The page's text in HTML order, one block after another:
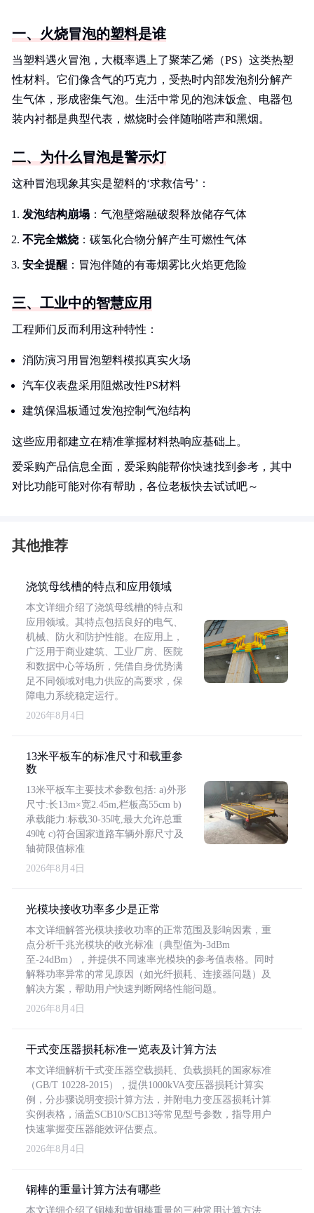
一、火烧冒泡的塑料是谁
当塑料遇火冒泡，大概率遇上了聚苯乙烯（PS）这类热塑
性材料。它们像含气的巧克力，受热时内部发泡剂分解产
生气体，形成密集气泡。生活中常见的泡沫饭盒、电器包
装内衬都是典型代表，燃烧时会伴随啪嗒声和黑烟。
二、为什么冒泡是警示灯
这种冒泡现象其实是塑料的‘求救信号’：
发泡结构崩塌 ：气泡壁熔融破裂释放储存气体
不完全燃烧 ：碳氢化合物分解产生可燃性气体
安全提醒 ：冒泡伴随的有毒烟雾比火焰更危险
三、工业中的智慧应用
工程师们反而利用这种特性：
消防演习用冒泡塑料模拟真实火场
汽车仪表盘采用阻燃改性PS材料
建筑保温板通过发泡控制气泡结构
这些应用都建立在精准掌握材料热响应基础上。
爱采购产品信息全面，爱采购能帮你快速找到参考，其中
对比功能可能对你有帮助，各位老板快去试试吧～
其他推荐
浇筑母线槽的特点和应用领域
本文详细介绍了浇筑母线槽的特点和
应用领域。其特点包括良好的电气、
机械、防火和防护性能。在应用上，
广泛用于商业建筑、工业厂房、医院
和数据中心等场所，凭借自身优势满
足不同领域对电力供应的高要求，保
障电力系统稳定运行。
2026年8月4日
13米平板车的标准尺寸和载重参
数
13米平板车主要技术参数包括: a)外形
尺寸:长13m×宽2.45m,栏板高55cm b)
承载能力:标载30-35吨,最大允许总重
49吨 c)符合国家道路车辆外廓尺寸及
轴荷限值标准
2026年8月4日
光模块接收功率多少是正常
本文详细解答光模块接收功率的正常范围及影响因素，重
点分析千兆光模块的收光标准（典型值为-3dBm
至-24dBm），并提供不同速率光模块的参考值表格。同时
解释功率异常的常见原因（如光纤损耗、连接器问题）及
解决方案，帮助用户快速判断网络性能问题。
2026年8月4日
干式变压器损耗标准一览表及计算方法
本文详细解析干式变压器空载损耗、负载损耗的国家标准
（GB/T 10228-2015），提供1000kVA变压器损耗计算实
例，分步骤说明变损计算方法，并附电力变压器损耗计算
实例表格，涵盖SCB10/SCB13等常见型号参数，指导用户
快速掌握变压器能效评估要点。
2026年8月4日
铜棒的重量计算方法有哪些
本文详细介绍了铜棒和黄铜棒重量的三种常用计算方法